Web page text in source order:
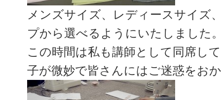
メンズサイズ、レディースサイズ
プから選べるようにいたしました
この時間は私も講師として同席し
子が微妙で皆さんにはご迷惑をお